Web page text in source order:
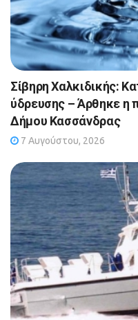
Σίβηρη Χαλκιδικής:
ύδρευσης – Άρθηκε η
Δήμου Κασσάνδρας
7 Αυγούστου, 2026